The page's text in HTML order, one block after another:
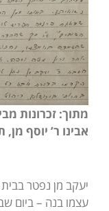
מתוך: זכרונות
אבינו ר’ יוסף מן,
יעקב מן נפטר
עצמו בנה – ביום שבת,